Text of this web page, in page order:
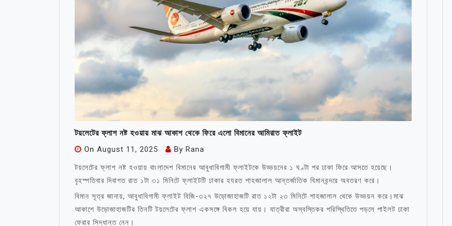
টয়লেটের ফ্লাশ নষ্ট হওয়ায় মাঝ আকাশ থেকে ফিরে এলো বিমানের আমিরাত ফ্লাইট
On August 11, 2025 By Rana
টয়লেটের ফ্লাশ নষ্ট হওয়ায় বাংলাদেশ বিমানের আবুধাবিগামী ফ্লাইটকে উড্ডয়নের ১ ঘণ্টা পর ঢাকা ফিরে আসতে হয়েছে।
বৃহস্পতিবার দিবাগত রাত ১টা ৩১ মিনিটে ফ্লাইটটি ঢাকার হযরত শাহজালাল আন্তর্জাতিক বিমানবন্দরে অবতরণ করে।
বিমান সূত্র জানায়, আবুধাবিগামী ফ্লাইট বিজি-৩২৭ উড়োজাহাজটি রাত ১২টা ২৩ মিনিটে শাহজালাল থেকে উড্ডয়ন করে।মাঝ
আকাশে উড়োজাহাজটির তিনটি টয়লেটের ফ্লাশ একসঙ্গে বিকল হয়ে যায়। যাত্রীরা অস্বস্তিকর পরিস্থিতিতে পড়লে পাইলট ঢাকা
ফেরার সিদ্ধান্ত নেন।